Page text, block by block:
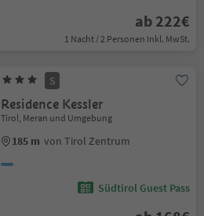
ab 222€
1 Nacht / 2 Personen Inkl. MwSt.
S
Residence Kessler
Tirol, Meran und Umgebung
185 m von Tirol Zentrum
Südtirol Guest Pass